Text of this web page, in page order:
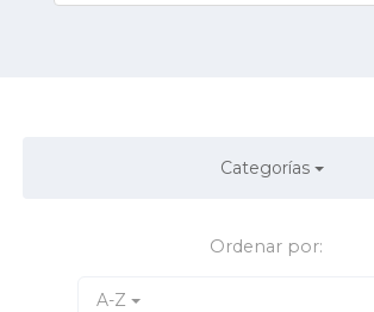
Categorías
Ordenar por:
A-Z